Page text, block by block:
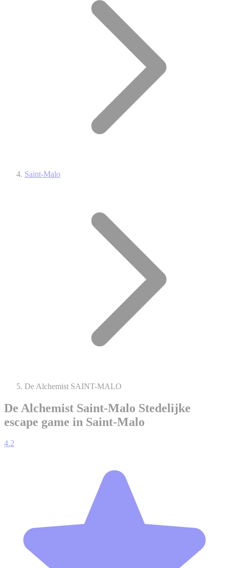
Saint-Malo
De Alchemist SAINT-MALO
De Alchemist Saint-Malo Stedelijke
escape game in Saint-Malo
4.2